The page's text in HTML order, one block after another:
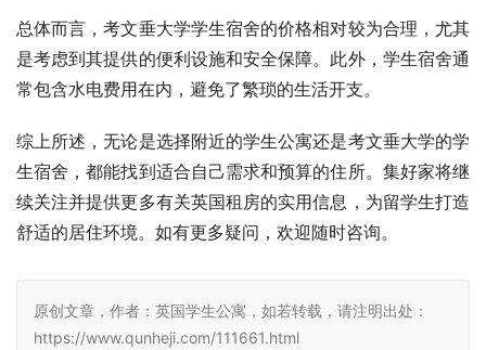
总体而言，考文垂大学学生宿舍的价格相对较为合理，尤其
是考虑到其提供的便利设施和安全保障。此外，学生宿舍通
常包含水电费用在内，避免了繁琐的生活开支。
综上所述，无论是选择附近的学生公寓还是考文垂大学的学
生宿舍，都能找到适合自己需求和预算的住所。集好家将继
续关注并提供更多有关英国租房的实用信息，为留学生打造
舒适的居住环境。如有更多疑问，欢迎随时咨询。
原创文章，作者：英国学生公寓，如若转载，请注明出处：
https://www.qunheji.com/111661.html